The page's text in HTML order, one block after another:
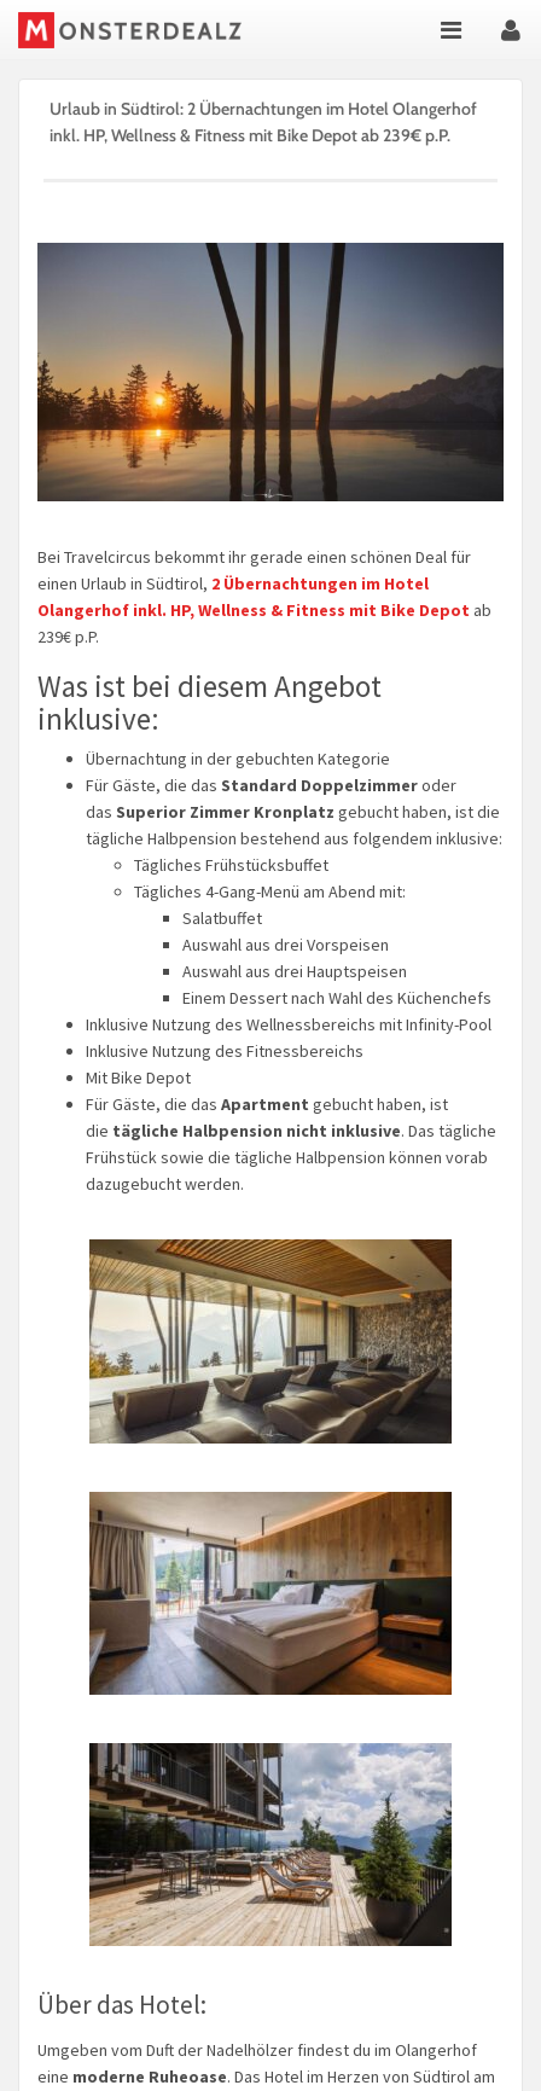
Urlaub in Südtirol: 2 Übernachtungen im Hotel Olangerhof
inkl. HP, Wellness & Fitness mit Bike Depot ab 239€ p.P.
Bei Travelcircus bekommt ihr gerade einen schönen Deal für
einen Urlaub in Südtirol, 2 Übernachtungen im Hotel
Olangerhof inkl. HP, Wellness & Fitness mit Bike Depot ab
239€ p.P.
Was ist bei diesem Angebot
inklusive:
Übernachtung in der gebuchten Kategorie
Für Gäste, die das Standard Doppelzimmeroder
das Superior Zimmer Kronplatz gebucht haben, ist die
tägliche Halbpension bestehend aus folgendem inklusive:
Tägliches Frühstücksbuffet
Tägliches 4-Gang-Menü am Abend mit:
Salatbuffet
Auswahl aus drei Vorspeisen
Auswahl aus drei Hauptspeisen
Einem Dessert nach Wahl des Küchenchefs
Inklusive Nutzung des Wellnessbereichs mit Infinity-Pool
Inklusive Nutzung des Fitnessbereichs
Mit Bike Depot
Für Gäste, die das Apartment gebucht haben, ist
die tägliche Halbpension nicht inklusive. Das tägliche
Frühstück sowie die tägliche Halbpension können vorab
dazugebucht werden.
Über das Hotel:
Umgeben vom Duft der Nadelhölzer findest du im Olangerhof
eine moderne Ruheoase. Das Hotel im Herzen von Südtirol am